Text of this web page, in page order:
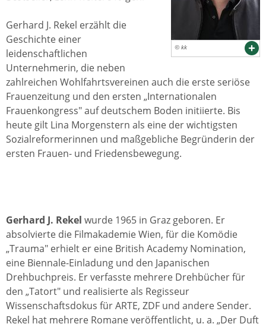
© kk
Gerhard J. Rekel erzählt die
Geschichte einer
leidenschaftlichen
Unternehmerin, die neben
zahlreichen Wohlfahrtsvereinen auch die erste seriöse
Frauenzeitung und den ersten „Internationalen
Frauenkongress" auf deutschem Boden initiierte. Bis
heute gilt Lina Morgenstern als eine der wichtigsten
Sozialreformerinnen und maßgebliche Begründerin der
ersten Frauen- und Friedensbewegung.
Gerhard J. Rekel wurde 1965 in Graz geboren. Er
absolvierte die Filmakademie Wien, für die Komödie
„Trauma" erhielt er eine British Academy Nomination,
eine Biennale-Einladung und den Japanischen
Drehbuchpreis. Er verfasste mehrere Drehbücher für
den „Tatort" und realisierte als Regisseur
Wissenschaftsdokus für ARTE, ZDF und andere Sender.
Rekel hat mehrere Romane veröffentlicht, u. a. „Der Duft